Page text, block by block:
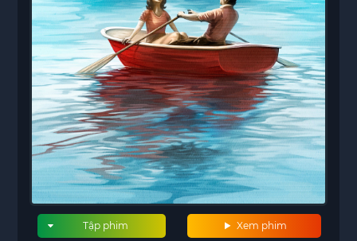
Xem phim
Tập phim